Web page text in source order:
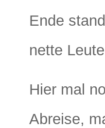
Ende
nette
Hier mal
Abreise,